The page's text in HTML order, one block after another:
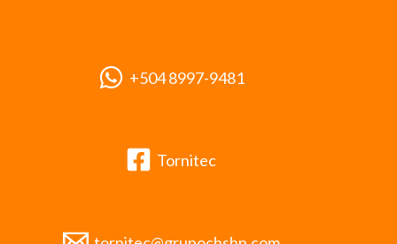
+504 8997-9481
Tornitec